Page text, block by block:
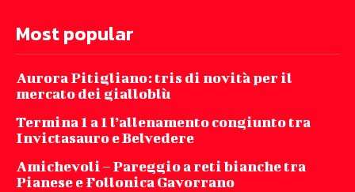
Most popular
Aurora Pitigliano: tris di novità per il
mercato dei gialloblù
Termina 1 a 1 l’allenamento congiunto tra
Invictasauro e Belvedere
Amichevoli – Pareggio a reti bianche tra
Pianese e Follonica Gavorrano